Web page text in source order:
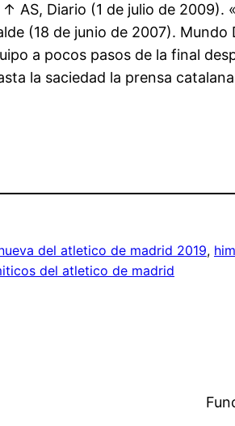
Diario (1 de julio de 2009).
(18 de junio de 2007). Mundo
a pocos pasos de la final
la saciedad la prensa
del atletico de madrid 2019,
del atletico de madrid